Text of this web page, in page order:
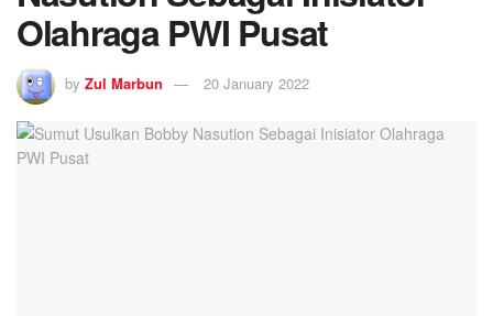
Olahraga PWI Pusat
by Zul Marbun 20 January 2022